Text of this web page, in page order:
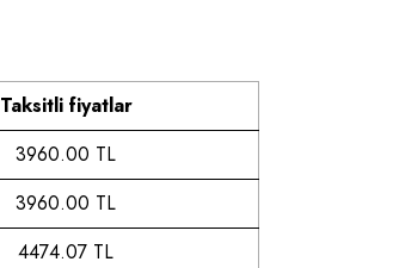
Taksitli fiyatlar
3960.00 TL
3960.00 TL
4474.07 TL